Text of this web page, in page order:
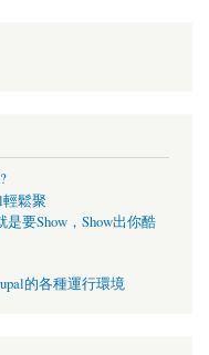
輕鬆聚
是要Show，Show出你酷
的各種運行環境